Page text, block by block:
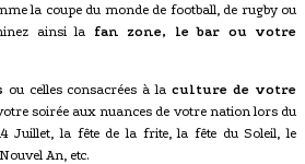
la coupe du monde de football, de rugby ou
ainsi la fan zone, le bar ou votre
ou celles consacrées à laculture de votre
soirée aux nuances de votre nation lors du
Juillet, la fête de la frite, la fête du Soleil, le
An, etc.